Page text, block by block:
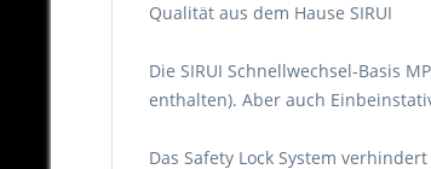
Qualität aus dem Hause SIRUI
Die SIRUI Schnellwechsel-Basis
enthalten). Aber auch
Das Safety Lock System